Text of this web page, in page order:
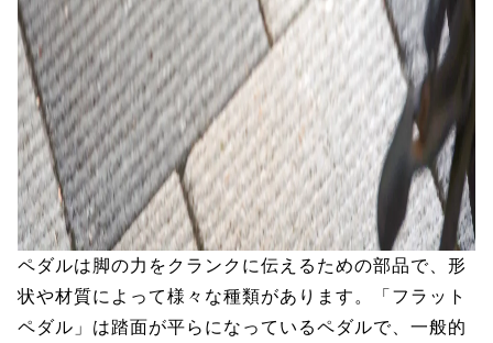
ペダルは脚の力をクランクに伝えるための部品で、形
状や材質によって様々な種類があります。「フラット
ペダル」は踏面が平らになっているペダルで、一般的